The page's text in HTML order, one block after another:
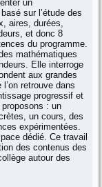
un
sur l’étude des
aires, durées,
et donc 8
du programme.
mathématiques
Elle interroge
aux grandes
retrouve dans
progressif et
proposons : un
un cours, des
expérimentées.
dédié. Ce travail
des contenus des
autour des